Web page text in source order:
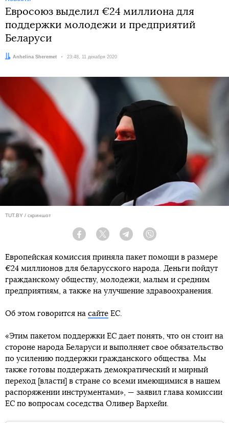
Евроcоюз выделил €24 миллиона для
поддержки молодежи и предприятий
Беларуси
Автор:
Anhelina Sheremet Дата:
23:48, 11 декабря 2020
TUT.BY / скриншот
Facebook Twitter Telegram
Европейская комиссия приняла пакет помощи в размере
€24 миллионов для беларусского народа. Деньги пойдут
гражданскому обществу, молодежи, малым и средним
предприятиям, а также на улучшение здравоохранения.
Об этом говорится на сайте ЕС.
«Этим пакетом поддержки ЕС дает понять, что он стоит на
стороне народа Беларуси и выполняет свое обязательство
по усилению поддержки гражданского общества. Мы
также готовы поддержать демократический и мирный
переход [власти] в стране со всеми имеющимися в нашем
распоряжении инструментами», — заявил глава комиссии
ЕС по вопросам соседства Оливер Вархейи.